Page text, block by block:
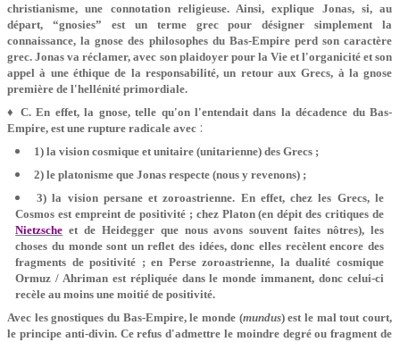
christianisme, une connotation religieuse. Ainsi, explique Jonas, si, au
départ, “gnosies” est un terme grec pour désigner simplement la
connaissance, la gnose des philosophes du Bas-Empire perd son caractère
grec. Jonas va réclamer, avec son plaidoyer pour la Vie et l'organicité et son
appel à une éthique de la responsabilité, un retour aux Grecs, à la gnose
première de l'hellénité primordiale.
♦ C. En effet, la gnose, telle qu'on l'entendait dans la décadence du Bas-
Empire, est une rupture radicale avec :
1) la vision cosmique et unitaire (unitarienne) des Grecs ;
2) le platonisme que Jonas respecte (nous y revenons) ;
3) la vision persane et zoroastrienne. En effet, chez les Grecs, le
Cosmos est empreint de positivité ; chez Platon (en dépit des critiques de
Nietzsche et de Heidegger que nous avons souvent faites nôtres), les
choses du monde sont un reflet des idées, donc elles recèlent encore des
fragments de positivité ; en Perse zoroastrienne, la dualité cosmique
Ormuz / Ahriman est répliquée dans le monde immanent, donc celui-ci
recèle au moins une moitié de positivité.
Avec les gnostiques du Bas-Empire, le monde (mundus) est le mal tout court,
le principe anti-divin. Ce refus d'admettre le moindre degré ou fragment de